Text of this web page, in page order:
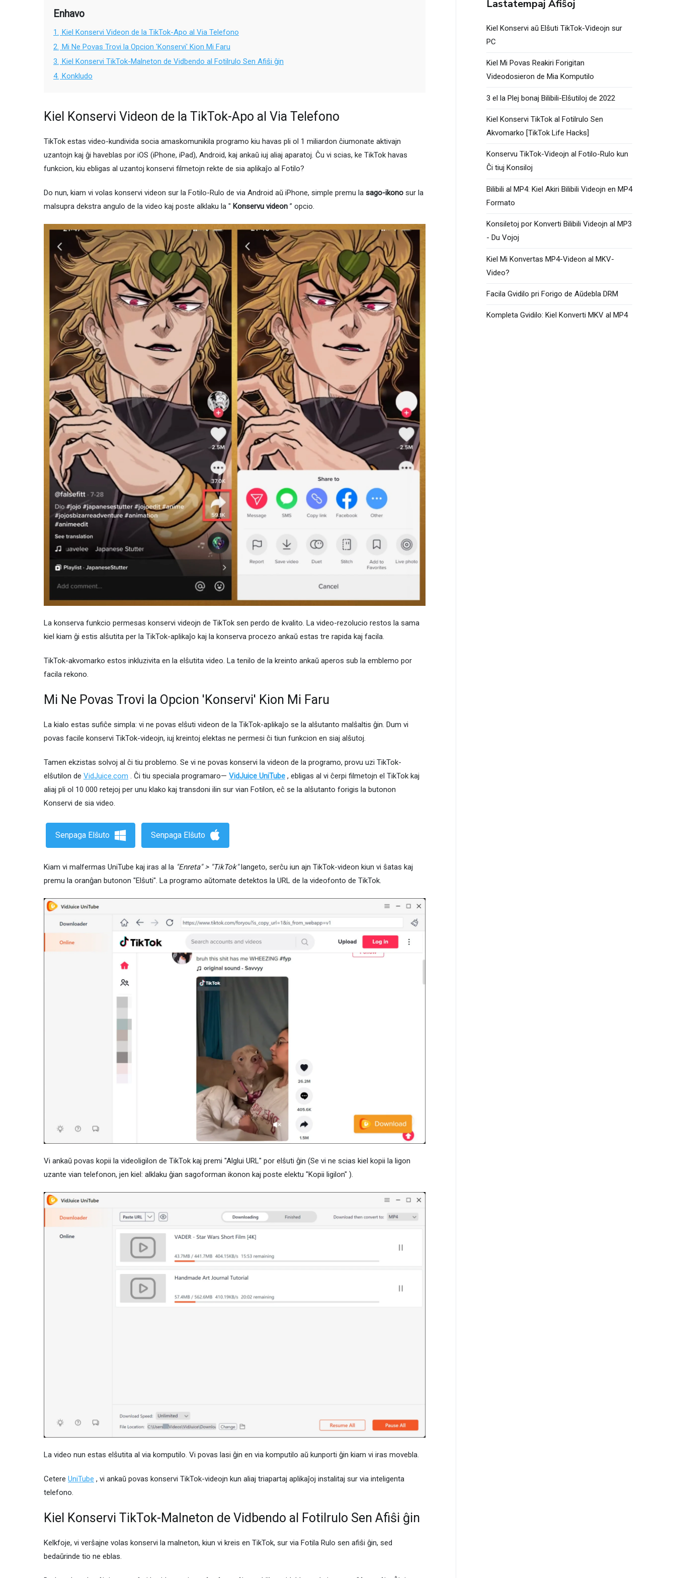
Enhavo
1.
Kiel Konservi Videon de la TikTok-Apo al Via Telefono
2. Mi Ne Povas Trovi la Opcion 'Konservi' Kion Mi Faru
3. Kiel Konservi TikTok-Malneton de Vidbendo al Fotilrulo Sen Afiŝi ĝin
4. Konkludo
Kiel Konservi Videon de la TikTok-Apo al Via Telefono
TikTok estas video-kundivida socia amaskomunikila programo kiu havas pli ol 1 miliardon ĉiumonate aktivajn
uzantojn kaj ĝi haveblas por iOS (iPhone, iPad), Android, kaj ankaŭ iuj aliaj aparatoj. Ĉu vi scias, ke TikTok havas
funkcion, kiu ebligas al uzantoj konservi filmetojn rekte de sia aplikaĵo al Fotilo?
Do nun, kiam vi volas konservi videon sur la Fotilo-Rulo de via Android aŭ iPhone, simple premu la sago-ikono sur la
malsupra dekstra angulo de la video kaj poste alklaku la " Konservu videon ” opcio.
La konserva funkcio permesas konservi videojn de TikTok sen perdo de kvalito. La video-rezolucio restos la sama
kiel kiam ĝi estis alŝutita per la TikTok-aplikaĵo kaj la konserva procezo ankaŭ estas tre rapida kaj facila.
TikTok-akvomarko estos inkluzivita en la elŝutita video. La tenilo de la kreinto ankaŭ aperos sub la emblemo por
facila rekono.
Mi Ne Povas Trovi la Opcion 'Konservi' Kion Mi Faru
La kialo estas sufiĉe simpla: vi ne povas elŝuti videon de la TikTok-aplikaĵo se la alŝutanto malŝaltis ĝin. Dum vi
povas facile konservi TikTok-videojn, iuj kreintoj elektas ne permesi ĉi tiun funkcion en siaj alŝutoj.
Tamen ekzistas solvoj al ĉi tiu problemo. Se vi ne povas konservi la videon de la programo, provu uzi TikTok-
elŝutilon de VidJuice.com . Ĉi tiu speciala programaro— VidJuice UniTube , ebligas al vi ĉerpi filmetojn el TikTok kaj
aliaj pli ol 10 000 retejoj per unu klako kaj transdoni ilin sur vian Fotilon, eĉ se la alŝutanto forigis la butonon
Konservi de sia video.
Senpaga Elŝuto Senpaga Elŝuto
Kiam vi malfermas UniTube kaj iras al la "Enreta" > "TikTok"langeto, serĉu iun ajn TikTok-videon kiun vi ŝatas kaj
premu la oranĝan butonon "Elŝuti". La programo aŭtomate detektos la URL de la videofonto de TikTok.
Vi ankaŭ povas kopii la videoligilon de TikTok kaj premi "Alglui URL" por elŝuti ĝin (Se vi ne scias kiel kopii la ligon
uzante vian telefonon, jen kiel: alklaku ĝian sagoforman ikonon kaj poste elektu "Kopii ligilon" ).
La video nun estas elŝutita al via komputilo. Vi povas lasi ĝin en via komputilo aŭ kunporti ĝin kiam vi iras movebla.
Cetere UniTube , vi ankaŭ povas konservi TikTok-videojn kun aliaj triapartaj aplikaĵoj instalitaj sur via inteligenta
telefono.
Kiel Konservi TikTok-Malneton de Vidbendo al Fotilrulo Sen Afiŝi ĝin
Kelkfoje, vi verŝajne volas konservi la malneton, kiun vi kreis en TikTok, sur via Fotila Rulo sen afiŝi ĝin, sed
bedaŭrinde tio ne eblas.
Lastatempaj Afiŝoj
Kiel Konservi aŭ Elŝuti TikTok-Videojn sur
PC
Kiel Mi Povas Reakiri Forigitan
Videodosieron de Mia Komputilo
3 el la Plej bonaj Bilibili-Elŝutiloj de 2022
Kiel Konservi TikTok al Fotilrulo Sen
Akvomarko [TikTok Life Hacks]
Konservu TikTok-Videojn al Fotilo-Rulo kun
Ĉi tiuj Konsiloj
Bilibili al MP4: Kiel Akiri Bilibili Videojn en MP4
Formato
Konsiletoj por Konverti Bilibili Videojn al MP3
- Du Vojoj
Kiel Mi Konvertas MP4-Videon al MKV-
Video?
Facila Gvidilo pri Forigo de Aŭdebla DRM
Kompleta Gvidilo: Kiel Konverti MKV al MP4